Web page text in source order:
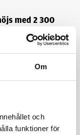
Om
och
funktioner för
med 2 300
sjön –
på